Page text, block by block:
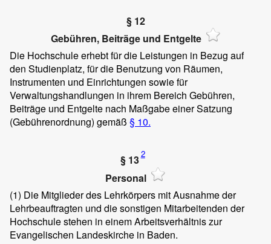
§ 12
Gebühren, Beiträge und Entgelte
Die Hochschule erhebt für die Leistungen in Bezug auf
den Studienplatz, für die Benutzung von Räumen,
Instrumenten und Einrichtungen sowie für
Verwaltungshandlungen in ihrem Bereich Gebühren,
Beiträge und Entgelte nach Maßgabe einer Satzung
(Gebührenordnung) gemäß § 10.
§ 132
Personal
(1) Die Mitglieder des Lehrkörpers mit Ausnahme der
Lehrbeauftragten und die sonstigen Mitarbeitenden der
Hochschule stehen in einem Arbeitsverhältnis zur
Evangelischen Landeskirche in Baden.